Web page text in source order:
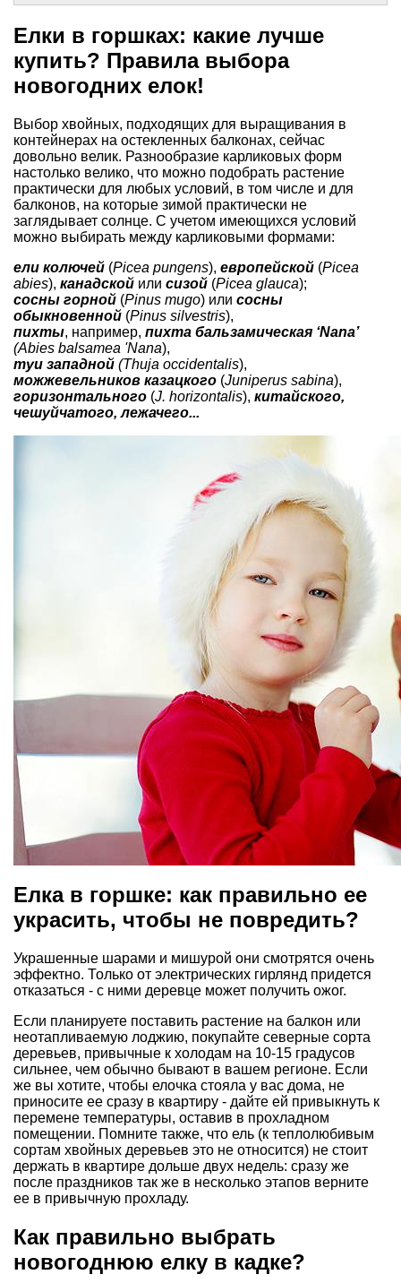
Елки в горшках: какие лучше
купить? Правила выбора
новогодних елок!
Выбор хвойных, подходящих для выращивания в
контейнерах на остекленных балконах, сейчас
довольно велик. Разнообразие карликовых форм
настолько велико, что можно подобрать растение
практически для любых условий, в том числе и для
балконов, на которые зимой практически не
заглядывает солнце. С учетом имеющихся условий
можно выбирать между карликовыми формами:
ели колючей (Picea pungens), европейской (Picea
abies), канадской или сизой (Picea glauca);
сосны горной (Pinus mugo) или сосны
обыкновенной (Pinus silvestris),
пихты, например, пихта бальзамическая ‘Nana’
(Abies balsamea 'Nana),
туи западной (Thuja occidentalis),
можжевельников казацкого (Juniperus sabina),
горизонтального (J. horizontalis), китайского,
чешуйчатого, лежачего...
Елка в горшке: как правильно ее
украсить, чтобы не повредить?
Украшенные шарами и мишурой они смотрятся очень
эффектно. Только от электрических гирлянд придется
отказаться - с ними деревце может получить ожог.
Если планируете поставить растение на балкон или
неотапливаемую лоджию, покупайте северные сорта
деревьев, привычные к холодам на 10-15 градусов
сильнее, чем обычно бывают в вашем регионе. Если
же вы хотите, чтобы елочка стояла у вас дома, не
приносите ее сразу в квартиру - дайте ей привыкнуть к
перемене температуры, оставив в прохладном
помещении. Помните также, что ель (к теплолюбивым
сортам хвойных деревьев это не относится) не стоит
держать в квартире дольше двух недель: сразу же
после праздников так же в несколько этапов верните
ее в привычную прохладу.
Как правильно выбрать
новогоднюю елку в кадке?